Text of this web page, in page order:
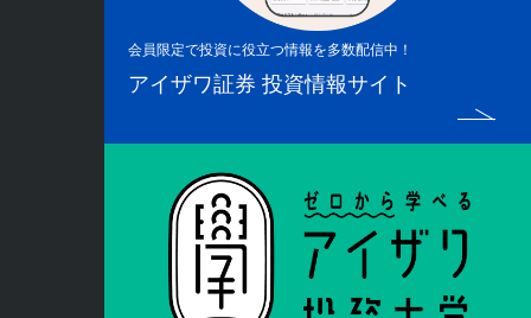
会員限定で投資に役立つ情報を多数配信中！
アイザワ証券 投資情報サイト